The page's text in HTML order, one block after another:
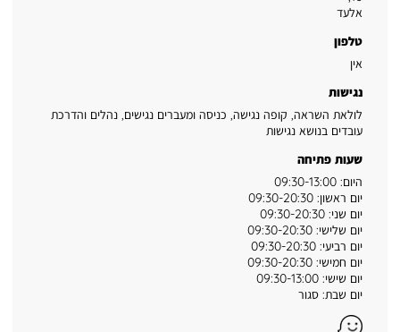
אלעד
טלפון
אין
נגישות
לולאת השראה, קופה נגישה, כניסה ומעברים נגישים, נהלים והדרכת
עובדים בנושא נגישות
שעות פתיחה
היום: 09:30-13:00
יום ראשון: 09:30-20:30
יום שני: 09:30-20:30
יום שלישי: 09:30-20:30
יום רביעי: 09:30-20:30
יום חמישי: 09:30-20:30
יום שישי: 09:30-13:00
יום שבת: סגור
Waze